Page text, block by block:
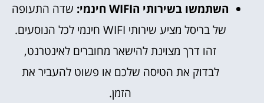
השתמשו בשירותי הWIFI חינמי:
שדה התעופה
של בריסל מציע שירותי WIFI חינמי לכל הנוסעים.
זהו דרך מצוינת להישאר מחוברים לאינטרנט,
לבדוק את הטיסה שלכם או פשוט להעביר את
הזמן.